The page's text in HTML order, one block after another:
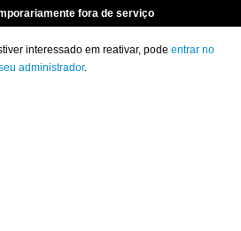
fora de serviço
interessado em reativar, pode entrar no
administrador.